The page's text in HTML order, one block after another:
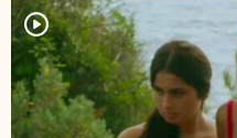
player2